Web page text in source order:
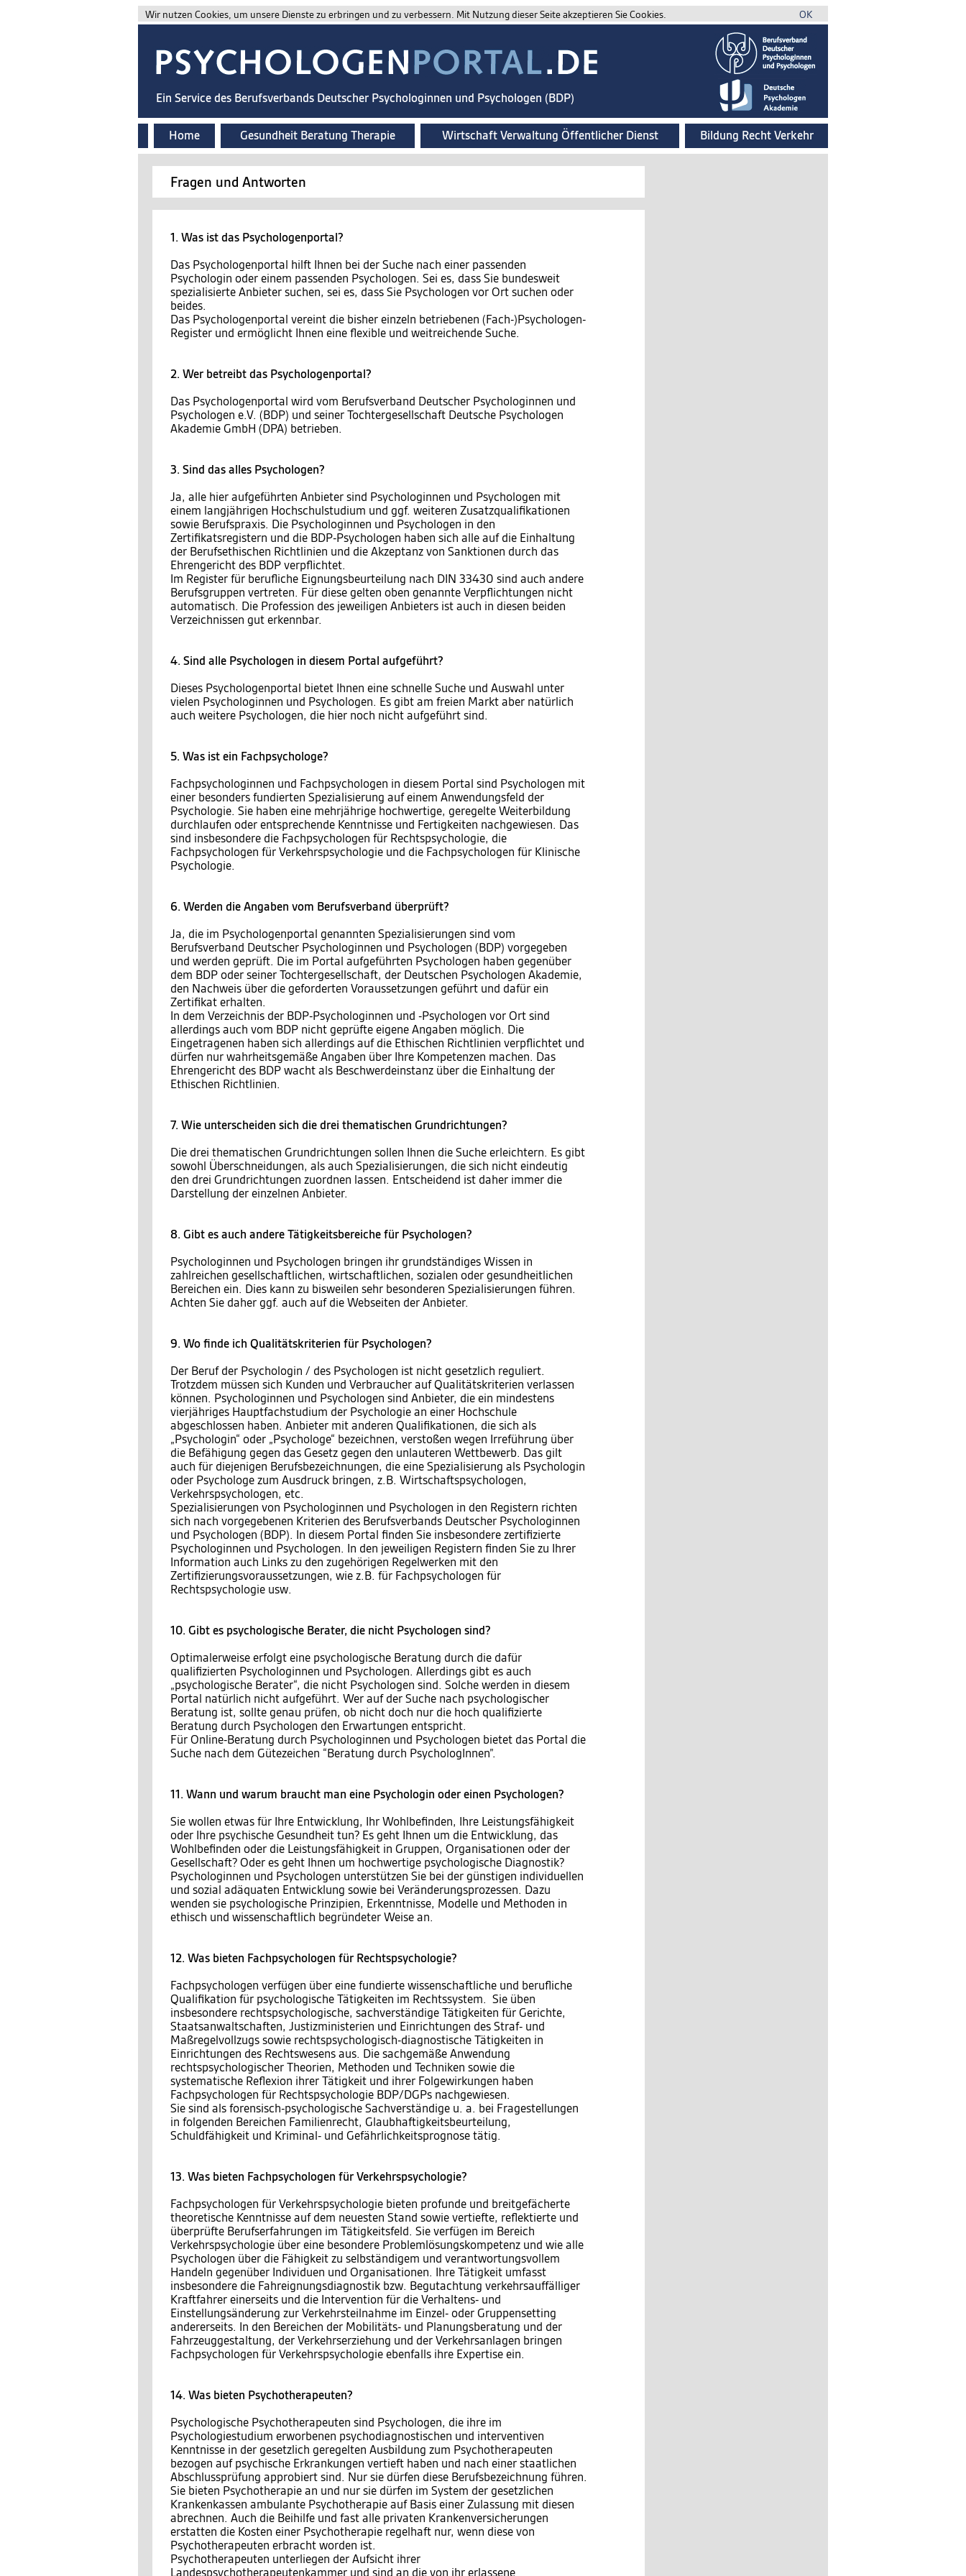
Wir nutzen Cookies, um unsere Dienste zu erbringen und zu verbessern. Mit Nutzung dieser Seite akzeptieren Sie Cookies. OK
Ein Service des Berufsverbands Deutscher Psychologinnen und Psychologen (BDP)
Home Gesundheit Beratung Therapie Wirtschaft Verwaltung Öffentlicher Dienst Bildung Recht Verkehr
Fragen und Antworten
1. Was ist das Psychologenportal?
Das Psychologenportal hilft Ihnen bei der Suche nach einer passenden
Psychologin oder einem passenden Psychologen. Sei es, dass Sie bundesweit
spezialisierte Anbieter suchen, sei es, dass Sie Psychologen vor Ort suchen oder
beides.
Das Psychologenportal vereint die bisher einzeln betriebenen (Fach-)Psychologen-
Register und ermöglicht Ihnen eine flexible und weitreichende Suche.
2. Wer betreibt das Psychologenportal?
Das Psychologenportal wird vom Berufsverband Deutscher Psychologinnen und
Psychologen e.V. (BDP) und seiner Tochtergesellschaft Deutsche Psychologen
Akademie GmbH (DPA) betrieben.
3. Sind das alles Psychologen?
Ja, alle hier aufgeführten Anbieter sind Psychologinnen und Psychologen mit
einem langjährigen Hochschulstudium und ggf. weiteren Zusatzqualifikationen
sowie Berufspraxis. Die Psychologinnen und Psychologen in den
Zertifikatsregistern und die BDP-Psychologen haben sich alle auf die Einhaltung
der Berufsethischen Richtlinien und die Akzeptanz von Sanktionen durch das
Ehrengericht des BDP verpflichtet.
Im Register für berufliche Eignungsbeurteilung nach DIN 33430 sind auch andere
Berufsgruppen vertreten. Für diese gelten oben genannte Verpflichtungen nicht
automatisch. Die Profession des jeweiligen Anbieters ist auch in diesen beiden
Verzeichnissen gut erkennbar.
4. Sind alle Psychologen in diesem Portal aufgeführt?
Dieses Psychologenportal bietet Ihnen eine schnelle Suche und Auswahl unter
vielen Psychologinnen und Psychologen. Es gibt am freien Markt aber natürlich
auch weitere Psychologen, die hier noch nicht aufgeführt sind.
5. Was ist ein Fachpsychologe?
Fachpsychologinnen und Fachpsychologen in diesem Portal sind Psychologen mit
einer besonders fundierten Spezialisierung auf einem Anwendungsfeld der
Psychologie. Sie haben eine mehrjährige hochwertige, geregelte Weiterbildung
durchlaufen oder entsprechende Kenntnisse und Fertigkeiten nachgewiesen. Das
sind insbesondere die Fachpsychologen für Rechtspsychologie, die
Fachpsychologen für Verkehrspsychologie und die Fachpsychologen für Klinische
Psychologie.
6. Werden die Angaben vom Berufsverband überprüft?
Ja, die im Psychologenportal genannten Spezialisierungen sind vom
Berufsverband Deutscher Psychologinnen und Psychologen (BDP) vorgegeben
und werden geprüft. Die im Portal aufgeführten Psychologen haben gegenüber
dem BDP oder seiner Tochtergesellschaft, der Deutschen Psychologen Akademie,
den Nachweis über die geforderten Voraussetzungen geführt und dafür ein
Zertifikat erhalten.
In dem Verzeichnis der BDP-Psychologinnen und -Psychologen vor Ort sind
allerdings auch vom BDP nicht geprüfte eigene Angaben möglich. Die
Eingetragenen haben sich allerdings auf die Ethischen Richtlinien verpflichtet und
dürfen nur wahrheitsgemäße Angaben über Ihre Kompetenzen machen. Das
Ehrengericht des BDP wacht als Beschwerdeinstanz über die Einhaltung der
Ethischen Richtlinien.
7. Wie unterscheiden sich die drei thematischen Grundrichtungen?
Die drei thematischen Grundrichtungen sollen Ihnen die Suche erleichtern. Es gibt
sowohl Überschneidungen, als auch Spezialisierungen, die sich nicht eindeutig
den drei Grundrichtungen zuordnen lassen. Entscheidend ist daher immer die
Darstellung der einzelnen Anbieter.
8. Gibt es auch andere Tätigkeitsbereiche für Psychologen?
Psychologinnen und Psychologen bringen ihr grundständiges Wissen in
zahlreichen gesellschaftlichen, wirtschaftlichen, sozialen oder gesundheitlichen
Bereichen ein. Dies kann zu bisweilen sehr besonderen Spezialisierungen führen.
Achten Sie daher ggf. auch auf die Webseiten der Anbieter.
9. Wo finde ich Qualitätskriterien für Psychologen?
Der Beruf der Psychologin / des Psychologen ist nicht gesetzlich reguliert.
Trotzdem müssen sich Kunden und Verbraucher auf Qualitätskriterien verlassen
können. Psychologinnen und Psychologen sind Anbieter, die ein mindestens
vierjähriges Hauptfachstudium der Psychologie an einer Hochschule
abgeschlossen haben. Anbieter mit anderen Qualifikationen, die sich als
„Psychologin“ oder „Psychologe“ bezeichnen, verstoßen wegen Irreführung über
die Befähigung gegen das Gesetz gegen den unlauteren Wettbewerb. Das gilt
auch für diejenigen Berufsbezeichnungen, die eine Spezialisierung als Psychologin
oder Psychologe zum Ausdruck bringen, z.B. Wirtschaftspsychologen,
Verkehrspsychologen, etc.
Spezialisierungen von Psychologinnen und Psychologen in den Registern richten
sich nach vorgegebenen Kriterien des Berufsverbands Deutscher Psychologinnen
und Psychologen (BDP). In diesem Portal finden Sie insbesondere zertifizierte
Psychologinnen und Psychologen. In den jeweiligen Registern finden Sie zu Ihrer
Information auch Links zu den zugehörigen Regelwerken mit den
Zertifizierungsvoraussetzungen, wie z.B. für Fachpsychologen für
Rechtspsychologie usw.
10. Gibt es psychologische Berater, die nicht Psychologen sind?
Optimalerweise erfolgt eine psychologische Beratung durch die dafür
qualifizierten Psychologinnen und Psychologen. Allerdings gibt es auch
„psychologische Berater“, die nicht Psychologen sind. Solche werden in diesem
Portal natürlich nicht aufgeführt. Wer auf der Suche nach psychologischer
Beratung ist, sollte genau prüfen, ob nicht doch nur die hoch qualifizierte
Beratung durch Psychologen den Erwartungen entspricht.
Für Online-Beratung durch Psychologinnen und Psychologen bietet das Portal die
Suche nach dem Gütezeichen “Beratung durch PsychologInnen”.
11. Wann und warum braucht man eine Psychologin oder einen Psychologen?
Sie wollen etwas für Ihre Entwicklung, Ihr Wohlbefinden, Ihre Leistungsfähigkeit
oder Ihre psychische Gesundheit tun? Es geht Ihnen um die Entwicklung, das
Wohlbefinden oder die Leistungsfähigkeit in Gruppen, Organisationen oder der
Gesellschaft? Oder es geht Ihnen um hochwertige psychologische Diagnostik?
Psychologinnen und Psychologen unterstützen Sie bei der günstigen individuellen
und sozial adäquaten Entwicklung sowie bei Veränderungsprozessen. Dazu
wenden sie psychologische Prinzipien, Erkenntnisse, Modelle und Methoden in
ethisch und wissenschaftlich begründeter Weise an.
12. Was bieten Fachpsychologen für Rechtspsychologie?
Fachpsychologen verfügen über eine fundierte wissenschaftliche und berufliche
Qualifikation für psychologische Tätigkeiten im Rechtssystem. Sie üben
insbesondere rechtspsychologische, sachverständige Tätigkeiten für Gerichte,
Staatsanwaltschaften, Justizministerien und Einrichtungen des Straf- und
Maßregelvollzugs sowie rechtspsychologisch-diagnostische Tätigkeiten in
Einrichtungen des Rechtswesens aus. Die sachgemäße Anwendung
rechtspsychologischer Theorien, Methoden und Techniken sowie die
systematische Reflexion ihrer Tätigkeit und ihrer Folgewirkungen haben
Fachpsychologen für Rechtspsychologie BDP/DGPs nachgewiesen.
Sie sind als forensisch-psychologische Sachverständige u. a. bei Fragestellungen
in folgenden Bereichen Familienrecht, Glaubhaftigkeitsbeurteilung,
Schuldfähigkeit und Kriminal- und Gefährlichkeitsprognose tätig.
13. Was bieten Fachpsychologen für Verkehrspsychologie?
Fachpsychologen für Verkehrspsychologie bieten profunde und breitgefächerte
theoretische Kenntnisse auf dem neuesten Stand sowie vertiefte, reflektierte und
überprüfte Berufserfahrungen im Tätigkeitsfeld. Sie verfügen im Bereich
Verkehrspsychologie über eine besondere Problemlösungskompetenz und wie alle
Psychologen über die Fähigkeit zu selbständigem und verantwortungsvollem
Handeln gegenüber Individuen und Organisationen. Ihre Tätigkeit umfasst
insbesondere die Fahreignungsdiagnostik bzw. Begutachtung verkehrsauffälliger
Kraftfahrer einerseits und die Intervention für die Verhaltens- und
Einstellungsänderung zur Verkehrsteilnahme im Einzel- oder Gruppensetting
andererseits. In den Bereichen der Mobilitäts- und Planungsberatung und der
Fahrzeuggestaltung, der Verkehrserziehung und der Verkehrsanlagen bringen
Fachpsychologen für Verkehrspsychologie ebenfalls ihre Expertise ein.
14. Was bieten Psychotherapeuten?
Psychologische Psychotherapeuten sind Psychologen, die ihre im
Psychologiestudium erworbenen psychodiagnostischen und interventiven
Kenntnisse in der gesetzlich geregelten Ausbildung zum Psychotherapeuten
bezogen auf psychische Erkrankungen vertieft haben und nach einer staatlichen
Abschlussprüfung approbiert sind. Nur sie dürfen diese Berufsbezeichnung führen.
Sie bieten Psychotherapie an und nur sie dürfen im System der gesetzlichen
Krankenkassen ambulante Psychotherapie auf Basis einer Zulassung mit diesen
abrechnen. Auch die Beihilfe und fast alle privaten Krankenversicherungen
erstatten die Kosten einer Psychotherapie regelhaft nur, wenn diese von
Psychotherapeuten erbracht worden ist.
Psychotherapeuten unterliegen der Aufsicht ihrer
Landespsychotherapeutenkammer und sind an die von ihr erlassene